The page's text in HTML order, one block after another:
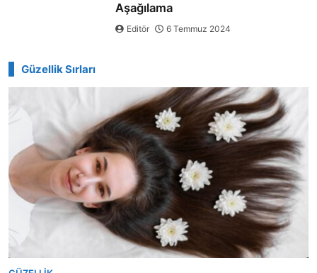
Aşağılama
Editör 6 Temmuz 2024
Güzellik Sırları